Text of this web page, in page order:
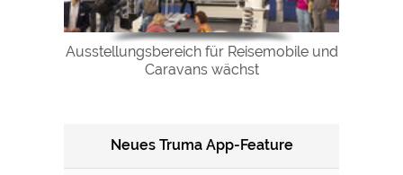
Ausstellungsbereich für Reisemobile und
Caravans wächst
Neues Truma App-Feature